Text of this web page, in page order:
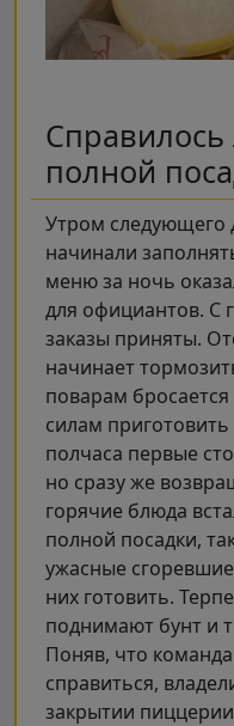
Справилось
полной
Утром следующего
начинали
меню за ночь
для официантов. С
заказы приняты.
начинает
поварам
силам
полчаса первые
но сразу же
горячие блюда
полной посадки,
ужасные
них готовить.
поднимают бунт и
Поняв, что
справиться,
закрытии